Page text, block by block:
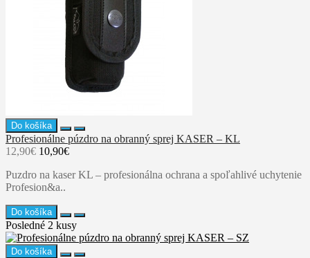
Do košíka
Profesionálne púzdro na obranný sprej KASER – KL
12,90€ 10,90€
Puzdro na kaser KL – profesionálna ochrana a spoľahlivé uchytenie
Profesion&a..
Do košíka
Posledné 2 kusy
Do košíka